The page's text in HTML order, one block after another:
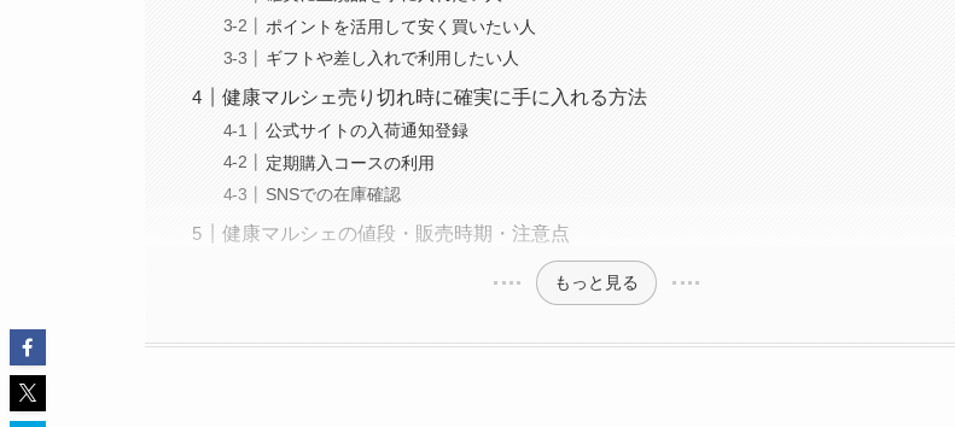
ポイントを活用して安く買いたい人
ギフトや差し入れで利用したい人
健康マルシェ売り切れ時に確実に手に入れる方法
公式サイトの入荷通知登録
定期購入コースの利用
SNSでの在庫確認
健康マルシェの値段・販売時期・注意点
もっと見る